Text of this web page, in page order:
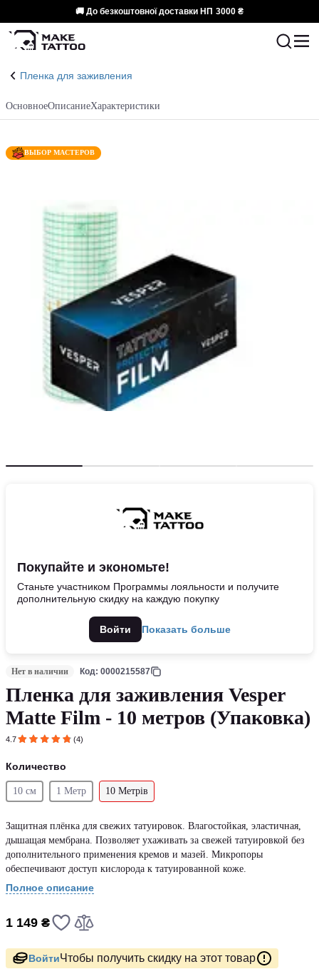
🚚 До безкоштовної доставки НП 3000 ₴
Пленка для заживления
ОсновноеОписаниеХарактеристики
ВЫБОР МАСТЕРОВ
Покупайте и экономьте!
Станьте участником Программы лояльности и получите
дополнительную скидку на каждую покупку
Войти Показать больше
Нет в наличии Код: 0000215587
Пленка для заживления Vesper
Matte Film - 10 метров (Упаковка)
4.7 (4)
Количество
10 см 1 Метр 10 Метрів
Защитная плёнка для свежих татуировок. Влагостойкая, эластичная,
дышащая мембрана. Позволяет ухаживать за свежей татуировкой без
дополнительного применения кремов и мазей. Микропоры
обеспечивают доступ кислорода к татуированной коже.
Полное описание
1 149 ₴
ВойтиЧтобы получить скидку на этот товар